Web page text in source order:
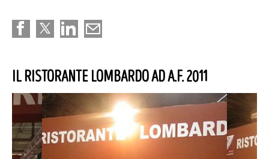
IL RISTORANTE LOMBARDO AD A.F. 2011